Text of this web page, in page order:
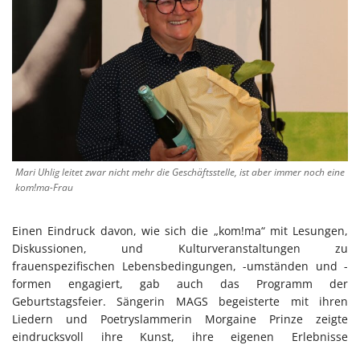
Mari Uhlig leitet zwar nicht mehr die Geschäftsstelle, ist aber immer noch eine
kom!ma-Frau
Einen Eindruck davon, wie sich die „kom!ma“ mit Lesungen,
Diskussionen, und Kulturveranstaltungen zu
frauenspezifischen Lebensbedingungen, -umständen und -
formen engagiert, gab auch das Programm der
Geburtstagsfeier. Sängerin MAGS begeisterte mit ihren
Liedern und Poetryslammerin Morgaine Prinze zeigte
eindrucksvoll ihre Kunst, ihre eigenen Erlebnisse